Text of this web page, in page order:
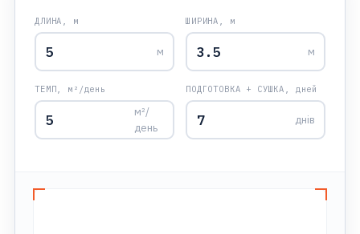
ДЛИНА, м
м
ШИРИНА, м
м
ТЕМП, м²/день
м²/
день
ПОДГОТОВКА + СУШКА, дней
днів